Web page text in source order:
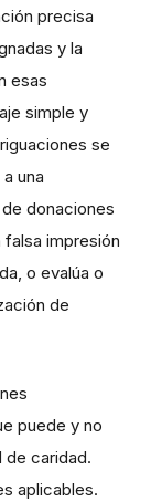
precisa
y la
esas
simple y
se
una
donaciones
impresión
o evalúa o
de
puede y no
de caridad.
aplicables.